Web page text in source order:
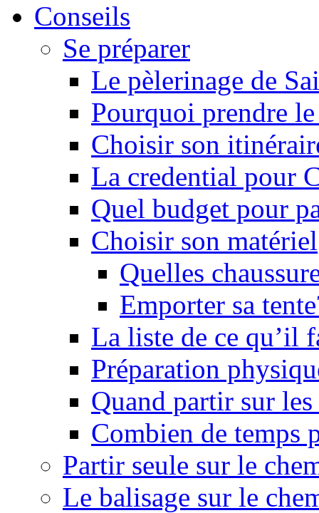
Conseils
Se préparer
Le pèlerinage de
Pourquoi prendre
Choisir son
La credential pour
Quel budget pour
Choisir son matériel
Quelles
Emporter sa
La liste de ce qu’il
Préparation
Quand partir sur
Combien de
Partir seule sur le
Le balisage sur le